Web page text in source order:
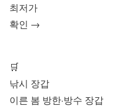
최저가
확인 →
🛒
낚시 장갑
이른 봄 방한·방수 장갑